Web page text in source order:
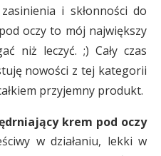
i skłonności do
oczy to mój największy
niż leczyć. ;) Cały czas
nowości z tej kategorii
przyjemny produkt.
krem pod oczy
w działaniu, lekki w